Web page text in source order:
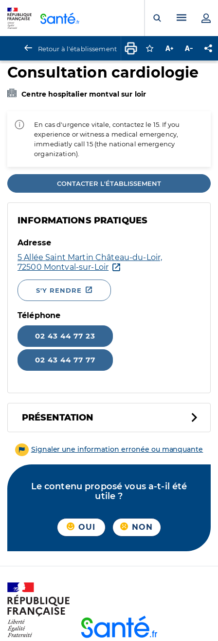
Ouvrir laMenu
Retour à l'établissement Connectez-vous
Augmenter la
Consultation cardiologie
Centre hospitalier montval sur loir
En cas d'urgence vitale, contactez le 15. If you
experience or witness a medical emergency,
immediatly call 15 (the national emergency
organization).
CONTACTER L'ÉTABLISSEMENT
INFORMATIONS PRATIQUES
Adresse
5 Allée Saint Martin Château-du-Loir,
72500 Montval-sur-Loir
S'Y RENDRE
Téléphone
02 43 44 77 23
02 43 44 77 77
PRÉSENTATION
Signaler une information erronée ou manquante
Le contenu proposé vous a-t-il été
utile ?
OUI NON